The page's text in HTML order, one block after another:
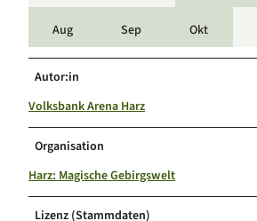
Aug Sep Okt
Autor:in
Volksbank Arena Harz
Organisation
Harz: Magische Gebirgswelt
Lizenz (Stammdaten)